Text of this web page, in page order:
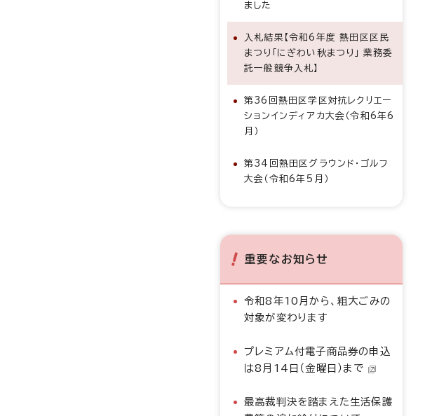
ました
入札結果【令和6年度 熱田区区民
まつり「にぎわい秋まつり」 業務委
託一般競争入札】
第36回熱田区学区対抗レクリエー
ションインディアカ大会（令和6年6
月）
第34回熱田区グラウンド・ゴルフ
大会（令和6年5月）
重要なお知らせ
令和8年10月から、粗大ごみの
対象が変わります
プレミアム付電子商品券の申込
は8月14日（金曜日）まで
最高裁判決を踏まえた生活保護